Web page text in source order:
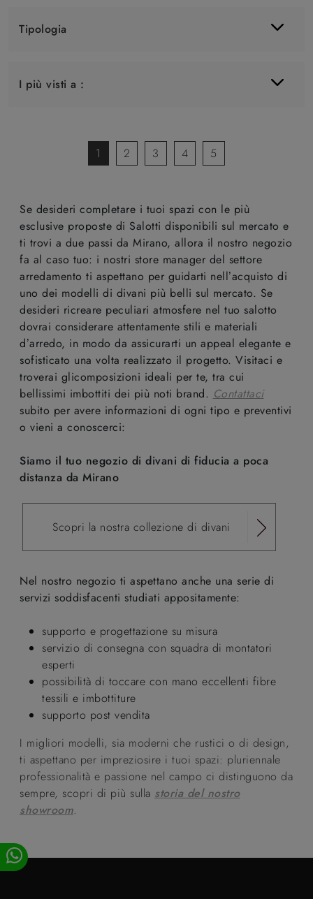
Tipologia
I più visti a :
1 2 3 4 5
Se desideri completare i tuoi spazi con le più
esclusive proposte di Salotti disponibili sul mercato e
ti trovi a due passi da Mirano, allora il nostro negozio
fa al caso tuo: i nostri store manager del settore
arredamento ti aspettano per guidarti nell’acquisto di
uno dei modelli di divani più belli sul mercato. Se
desideri ricreare peculiari atmosfere nel tuo salotto
dovrai considerare attentamente stili e materiali
d’arredo, in modo da assicurarti un appeal elegante e
sofisticato una volta realizzato il progetto. Visitaci e
troverai glicomposizioni ideali per te, tra cui
bellissimi imbottiti dei più noti brand. Contattaci
subito per avere informazioni di ogni tipo e preventivi
o vieni a conoscerci:
Siamo il tuo negozio di divani di fiducia a poca
distanza da Mirano
Scopri la nostra collezione di divani
Nel nostro negozio ti aspettano anche una serie di
servizi soddisfacenti studiati appositamente:
supporto e progettazione su misura
servizio di consegna con squadra di montatori
esperti
possibilità di toccare con mano eccellenti fibre
tessili e imbottiture
supporto post vendita
I migliori modelli, sia moderni che rustici o di design,
ti aspettano per impreziosire i tuoi spazi: pluriennale
professionalità e passione nel campo ci distinguono da
sempre, scopri di più sulla storia del nostro
showroom.